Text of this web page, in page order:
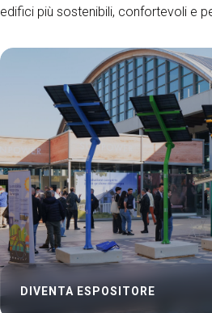
edifici più sostenibili, confortevoli e
DIVENTA ESPOSITORE